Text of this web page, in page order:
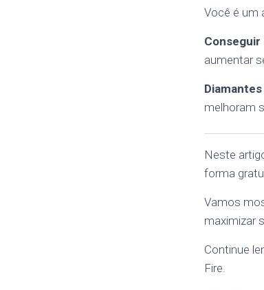
Você é um
Conseguir
aumentar
melhoram
Neste
forma
Vamos
maximizar
Continue
Fire.